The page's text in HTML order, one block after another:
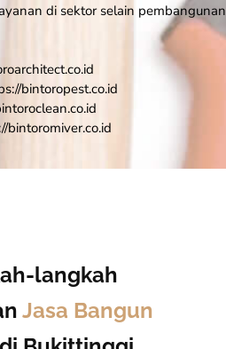
di sektor selain pembangunan
bintoropest.co.id
langkah
Jasa Bangun